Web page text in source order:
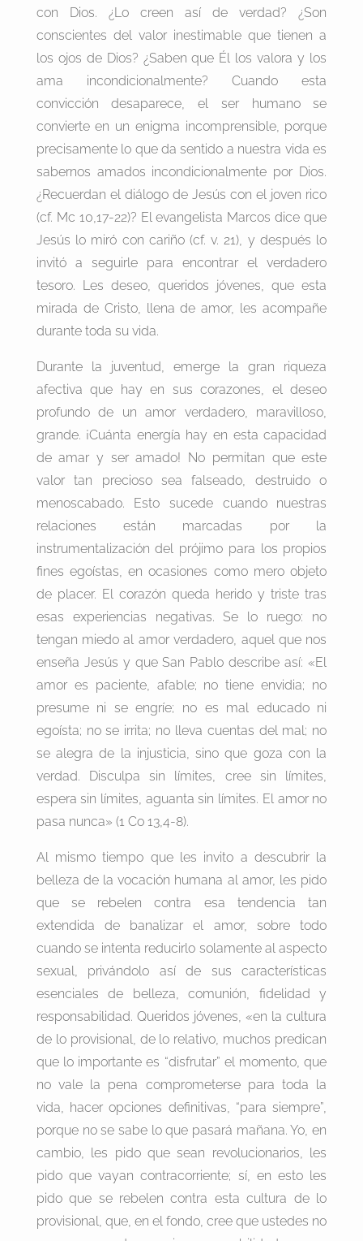
con Dios. ¿Lo creen así de verdad? ¿Son
conscientes del valor inestimable que tienen a
los ojos de Dios? ¿Saben que Él los valora y los
ama incondicionalmente? Cuando esta
convicción desaparece, el ser humano se
convierte en un enigma incomprensible, porque
precisamente lo que da sentido a nuestra vida es
sabernos amados incondicionalmente por Dios.
¿Recuerdan el diálogo de Jesús con el joven rico
(cf. Mc 10,17-22)? El evangelista Marcos dice que
Jesús lo miró con cariño (cf. v. 21), y después lo
invitó a seguirle para encontrar el verdadero
tesoro. Les deseo, queridos jóvenes, que esta
mirada de Cristo, llena de amor, les acompañe
durante toda su vida.
Durante la juventud, emerge la gran riqueza
afectiva que hay en sus corazones, el deseo
profundo de un amor verdadero, maravilloso,
grande. ¡Cuánta energía hay en esta capacidad
de amar y ser amado! No permitan que este
valor tan precioso sea falseado, destruido o
menoscabado. Esto sucede cuando nuestras
relaciones están marcadas por la
instrumentalización del prójimo para los propios
fines egoístas, en ocasiones como mero objeto
de placer. El corazón queda herido y triste tras
esas experiencias negativas. Se lo ruego: no
tengan miedo al amor verdadero, aquel que nos
enseña Jesús y que San Pablo describe así: «El
amor es paciente, afable; no tiene envidia; no
presume ni se engríe; no es mal educado ni
egoísta; no se irrita; no lleva cuentas del mal; no
se alegra de la injusticia, sino que goza con la
verdad. Disculpa sin límites, cree sin límites,
espera sin límites, aguanta sin límites. El amor no
pasa nunca» (1 Co 13,4-8).
Al mismo tiempo que les invito a descubrir la
belleza de la vocación humana al amor, les pido
que se rebelen contra esa tendencia tan
extendida de banalizar el amor, sobre todo
cuando se intenta reducirlo solamente al aspecto
sexual, privándolo así de sus características
esenciales de belleza, comunión, fidelidad y
responsabilidad. Queridos jóvenes, «en la cultura
de lo provisional, de lo relativo, muchos predican
que lo importante es “disfrutar” el momento, que
no vale la pena comprometerse para toda la
vida, hacer opciones definitivas, “para siempre”,
porque no se sabe lo que pasará mañana. Yo, en
cambio, les pido que sean revolucionarios, les
pido que vayan contracorriente; sí, en esto les
pido que se rebelen contra esta cultura de lo
provisional, que, en el fondo, cree que ustedes no